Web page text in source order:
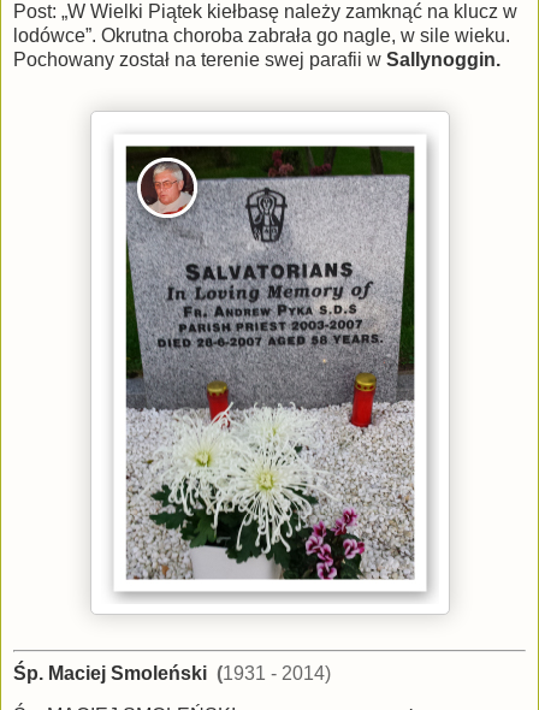
Post: „W Wielki Piątek kiełbasę należy zamknąć na klucz w
lodówce”. Okrutna choroba zabrała go nagle, w sile wieku.
Pochowany został na terenie swej parafii w Sallynoggin.
Śp. Maciej Smoleński (1931 - 2014)